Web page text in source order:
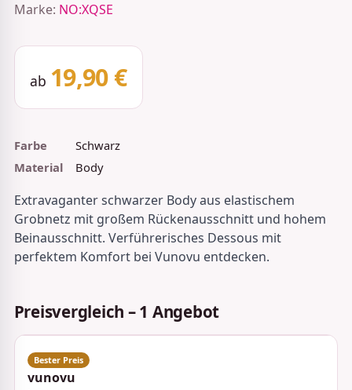
Marke: NO:XQSE
ab 19,90 €
Farbe
Schwarz
Material
Body
Extravaganter schwarzer Body aus elastischem
Grobnetz mit großem Rückenausschnitt und hohem
Beinausschnitt. Verführerisches Dessous mit
perfektem Komfort bei Vunovu entdecken.
Preisvergleich – 1 Angebot
vunovu